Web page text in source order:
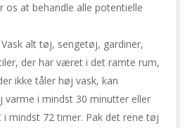
os at behandle alle potentielle
Vask alt tøj, sengetøj, gardiner,
der har været i det ramte rum,
ikke tåler høj vask, kan
varme i mindst 30 minutter eller
i mindst 72 timer. Pak det rene tøj